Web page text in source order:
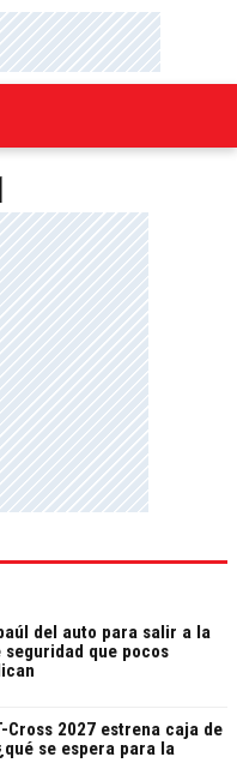
del auto para salir a la
que pocos
Cross 2027 estrena caja de
se espera para la